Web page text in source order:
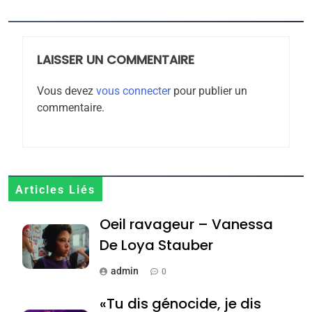
LAISSER UN COMMENTAIRE
Vous devez vous connecterpour publier un
commentaire.
Articles Liés
Oeil ravageur – Vanessa
De Loya Stauber
admin 0
«Tu dis génocide, je dis
2025, l’année la plus
rapport d’ADL contre
FRANCE ISRAÉL
6
Zrihen-Dvir
7
Jacques Hadida
JUDAISME
Maroc : Les amandes de